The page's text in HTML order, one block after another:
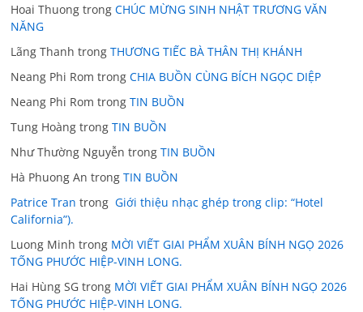
Hoai Thuong trongCHÚC MỪNG SINH NHẬT TRƯƠNG VĂN
NĂNG
Lãng Thanh trongTHƯƠNG TIẾC BÀ THÂN THỊ KHÁNH
Neang Phi Rom trongCHIA BUỒN CÙNG BÍCH NGỌC DIỆP
Neang Phi Rom trongTIN BUỒN
Tung Hoàng trongTIN BUỒN
Như Thường Nguyễn trongTIN BUỒN
Hà Phuong An trongTIN BUỒN
Patrice Tran trong Giới thiệu nhạc ghép trong clip: “Hotel
California”).
Luong Minh trong MỜI VIẾT GIAI PHẨM XUÂN BÍNH NGỌ 2026
TỐNG PHƯỚC HIỆP-VINH LONG.
Hai Hùng SG trong MỜI VIẾT GIAI PHẨM XUÂN BÍNH NGỌ 2026
TỐNG PHƯỚC HIỆP-VINH LONG.